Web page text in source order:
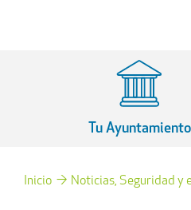
Tu Ayuntamiento
Inicio Noticias Seguridad y